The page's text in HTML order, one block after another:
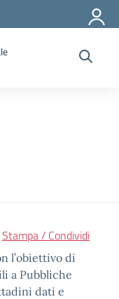
Stampa / Condividi
l’obiettivo di
a Pubbliche
dati e